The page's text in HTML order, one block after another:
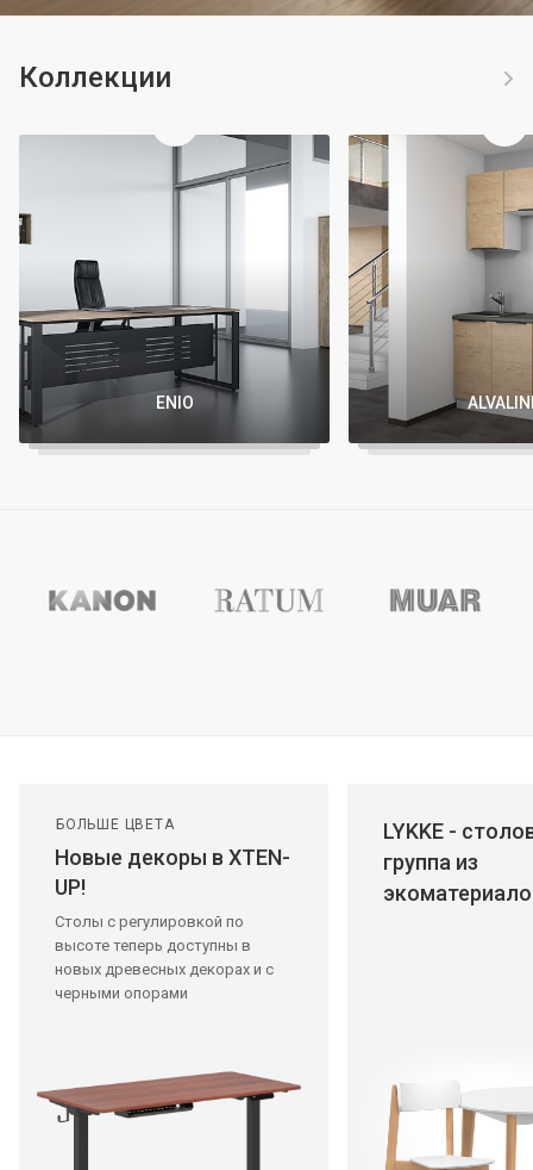
Коллекции
ENIO
БОЛЬШЕ ЦВЕТА
Новые декоры в XTEN-
UP!
Столы с регулировкой по
высоте теперь доступны в
новых древесных декорах и с
черными опорами
LYKKE -
группа из